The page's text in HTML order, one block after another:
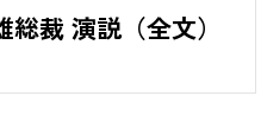
裁 演説（全文）